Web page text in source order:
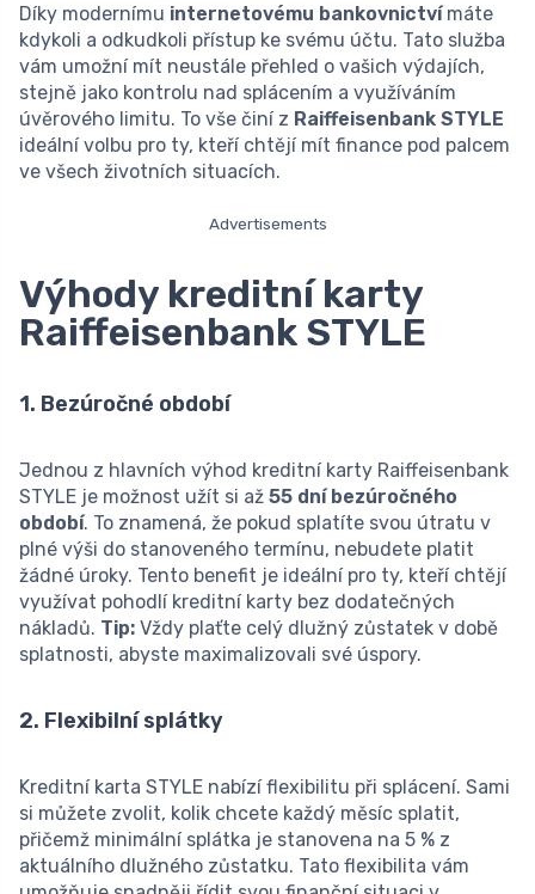
Díky modernímu internetovému bankovnictvímáte
kdykoli a odkudkoli přístup ke svému účtu. Tato služba
vám umožní mít neustále přehled o vašich výdajích,
stejně jako kontrolu nad splácením a využíváním
úvěrového limitu. To vše činí z Raiffeisenbank STYLE
ideální volbu pro ty, kteří chtějí mít finance pod palcem
ve všech životních situacích.
Advertisements
Výhody kreditní karty
Raiffeisenbank STYLE
1. Bezúročné období
Jednou z hlavních výhod kreditní karty Raiffeisenbank
STYLE je možnost užít si až 55 dní bezúročného
období. To znamená, že pokud splatíte svou útratu v
plné výši do stanoveného termínu, nebudete platit
žádné úroky. Tento benefit je ideální pro ty, kteří chtějí
využívat pohodlí kreditní karty bez dodatečných
nákladů. Tip: Vždy plaťte celý dlužný zůstatek v době
splatnosti, abyste maximalizovali své úspory.
2. Flexibilní splátky
Kreditní karta STYLE nabízí flexibilitu při splácení. Sami
si můžete zvolit, kolik chcete každý měsíc splatit,
přičemž minimální splátka je stanovena na 5 % z
aktuálního dlužného zůstatku. Tato flexibilita vám